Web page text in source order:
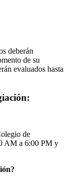
deberán
de su
evaluados hasta
de
AM a 6:00 PM y